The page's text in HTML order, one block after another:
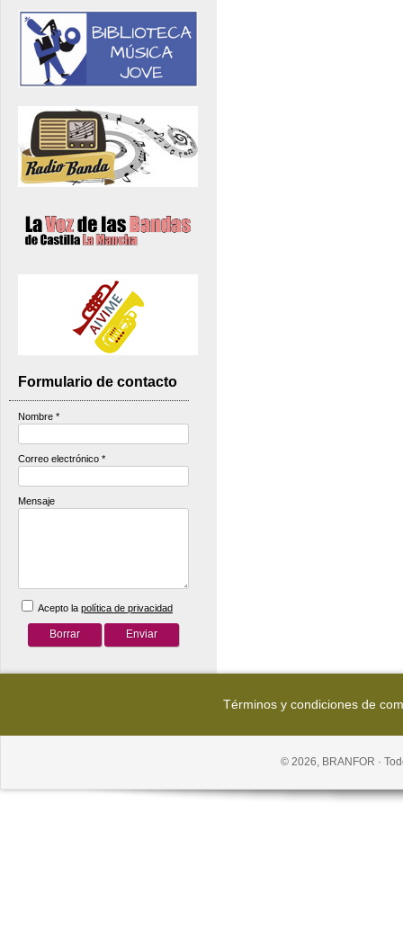
Formulario de contacto
Nombre *
Correo electrónico *
Mensaje
Acepto la política de privacidad
Términos y condiciones de
© 2026, BRANFOR ·